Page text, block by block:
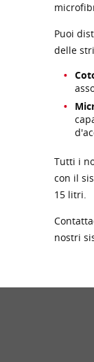
Puoi
delle
Tutti i
con il
15 litri.
nostri